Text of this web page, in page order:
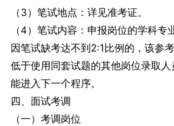
（3）笔试地点：详见准考证。
（4）笔试内容：申报岗位的学科专
因笔试缺考达不到2:1比例的，该参
低于使用同套试题的其他岗位录取
能进入下一个程序。
四、面试考调
（一）考调岗位